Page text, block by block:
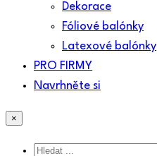
Dekorace
Fóliové balónky
Latexové balónky
PRO FIRMY
Navrhněte si
×